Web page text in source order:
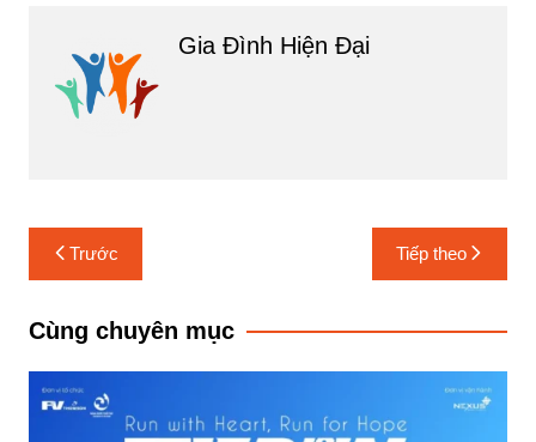
Gia Đình Hiện Đại
Điều
hướng
bài
Trước Tiếp theo
Cùng chuyên mục